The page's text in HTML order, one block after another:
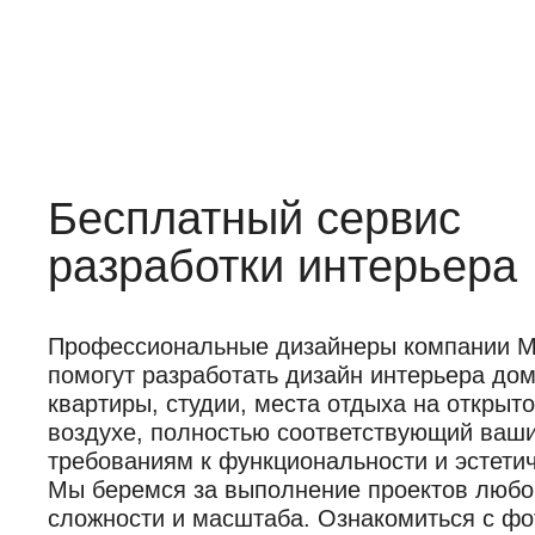
Бесплатный сервис
разработки интерьера
Профессиональные дизайнеры компании
помогут разработать дизайн интерьера
квартиры, студии, места отдыха на
воздухе, полностью соответствующий
требованиям к функциональности и
Мы беремся за выполнение проектов
сложности и масштаба. Ознакомиться с